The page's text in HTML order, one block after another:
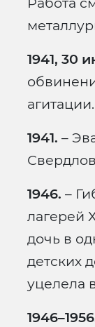
1941, 30
агитации.
1941. –
1946. –
лагерей
дочь в
детских
уцелела